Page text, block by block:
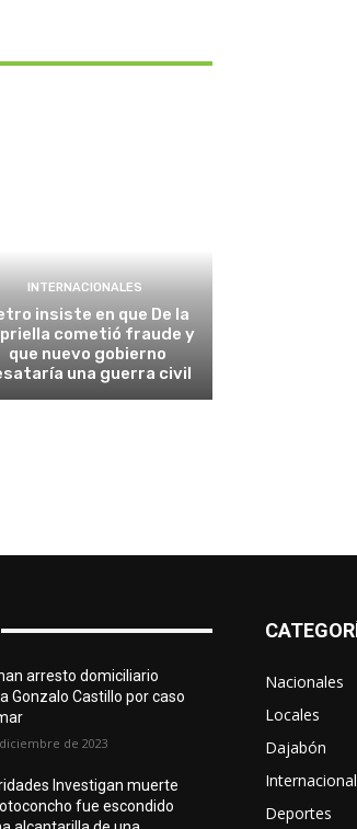
INTERNACIONALES
insiste en que De la
cometió fraude y
que nuevo gobierno
una guerra civil
arresto domiciliario
Gonzalo Castillo por caso
de 2023
Investigan muerte
fue escondido
Nacionales
Locales
Dajabón
Deportes